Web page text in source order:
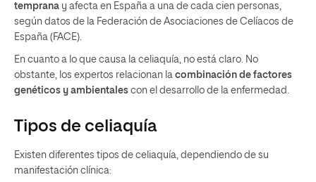
temprana y afecta en España a una de cada cien personas,
según datos de la Federación de Asociaciones de Celíacos de
España (FACE).
En cuanto a lo que causa la celiaquía, no está claro. No
obstante, los expertos relacionan la combinación de factores
genéticos y ambientales con el desarrollo de la enfermedad.
Tipos de celiaquía
Existen diferentes tipos de celiaquía, dependiendo de su
manifestación clínica: